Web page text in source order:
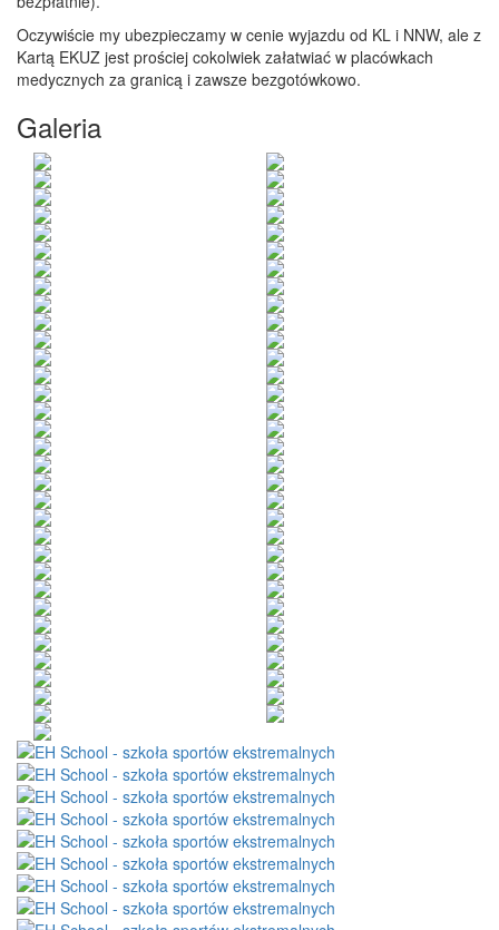
Oczywiście my ubezpieczamy w cenie wyjazdu od KL i NNW, ale z
Kartą EKUZ jest prościej cokolwiek załatwiać w placówkach
medycznych za granicą i zawsze bezgotówkowo.
Galeria